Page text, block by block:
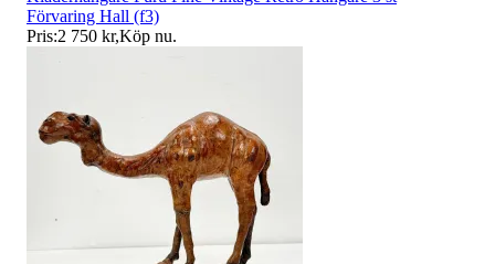
Förvaring Hall (f3)
Pris:2 750 kr,Köp nu.